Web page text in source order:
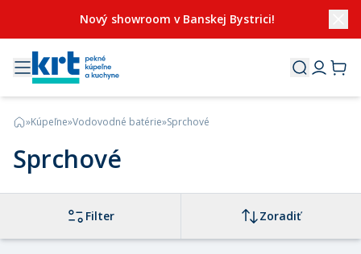
Nový showroom v Banskej Bystrici!
»Kúpeľne»Vodovodné batérie»Sprchové
Sprchové
Filter Zoradiť